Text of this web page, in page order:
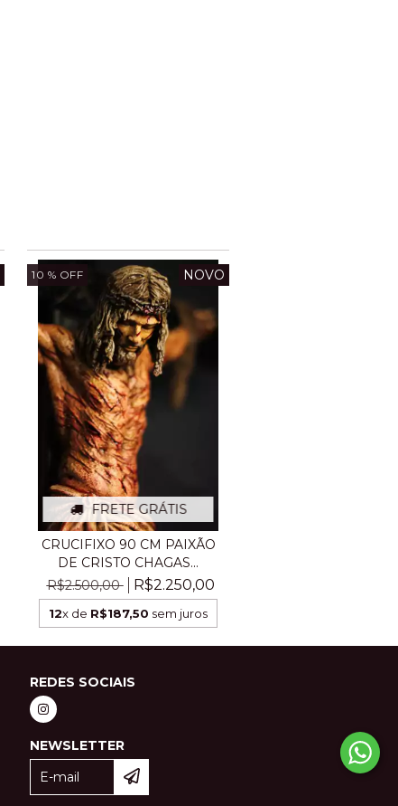
10 % OFF
FRETE GRÁTIS
NOVO
CRUCIFIXO 90 CM PAIXÃO
DE CRISTO CHAGAS...
R$2.500,00
R$2.250,00
12x de R$187,50 sem juros
REDES SOCIAIS
NEWSLETTER